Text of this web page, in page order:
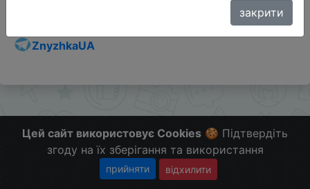
Слідкуйте за знижками на мобільному, в телеграм
ZnyzhkaUA
Цей сайт використовує Cookies 🍪 Підтвердіть
згоду на їх зберігання та використання
прийняти відхилити
закрити